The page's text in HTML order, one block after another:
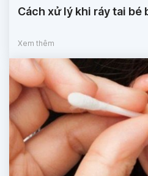
Cách xử lý khi ráy tai bé
Xem thêm